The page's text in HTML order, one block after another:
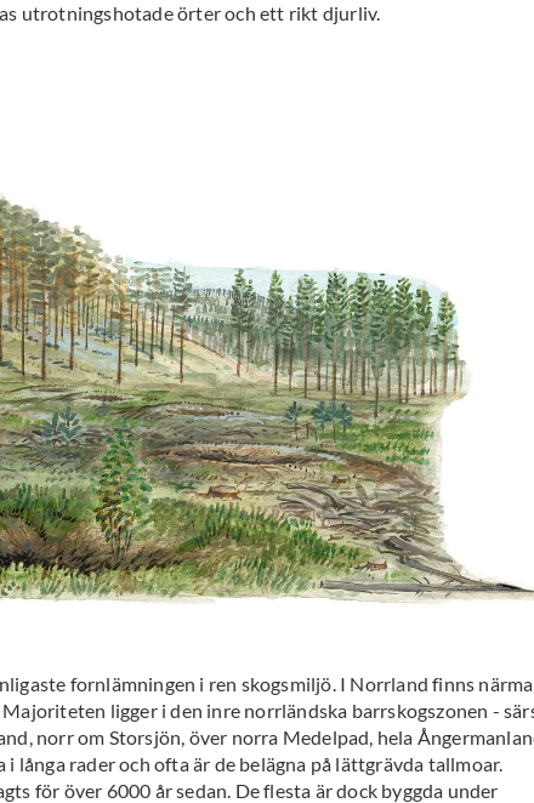
utrotningshotade örter och ett rikt djurliv.
fornlämningen i ren skogsmiljö. I Norrland finns
ligger i den inre norrländska barrskogszonen -
norr om Storsjön, över norra Medelpad, hela
i långa rader och ofta är de belägna på lättgrävda tallmoar.
för över 6000 år sedan. De flesta är dock byggda under